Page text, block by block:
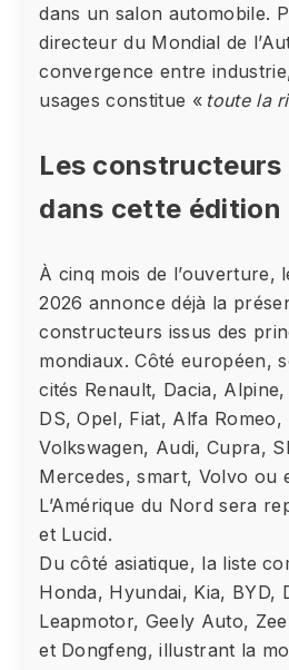
dans un salon automobile.
directeur du Mondial de
convergence entre
usages constitue « toute la
Les
dans cette édition
À cinq mois de l’ouverture,
2026 annonce déjà la
constructeurs issus des
mondiaux. Côté européen,
cités Renault, Dacia,
DS, Opel, Fiat, Alfa Romeo,
Volkswagen, Audi, Cupra,
Mercedes, smart, Volvo ou
L’Amérique du Nord sera
et Lucid.
Du côté asiatique, la liste
Honda, Hyundai, Kia, BYD,
Leapmotor, Geely Auto,
et Dongfeng, illustrant la